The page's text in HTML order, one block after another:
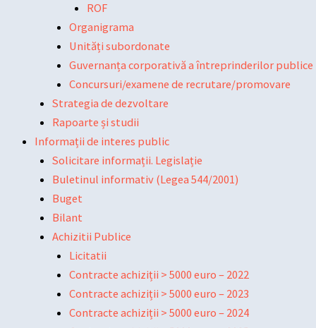
ROF
Organigrama
Unități subordonate
Guvernanța corporativă a întreprinderilor publice
Concursuri/examene de recrutare/promovare
Strategia de dezvoltare
Rapoarte și studii
Informații de interes public
Solicitare informații. Legislație
Buletinul informativ (Legea 544/2001)
Buget
Bilant
Achizitii Publice
Licitatii
Contracte achiziții > 5000 euro – 2022
Contracte achiziții > 5000 euro – 2023
Contracte achiziții > 5000 euro – 2024